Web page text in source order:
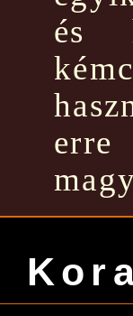
és
erre